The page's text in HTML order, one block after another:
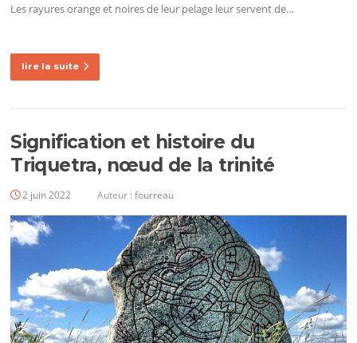
Les rayures orange et noires de leur pelage leur servent de…
lire la suite
Signification et histoire du
Triquetra, nœud de la trinité
2 juin 2022 Auteur :fourreau